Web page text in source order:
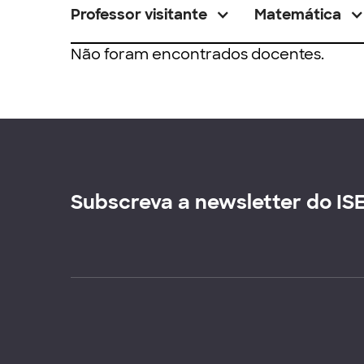
Professor visitante Matemática
Não foram encontrados docentes.
Subscreva a newsletter do